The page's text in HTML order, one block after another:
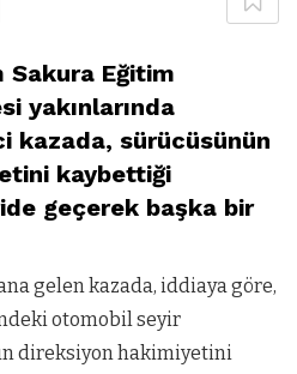
Sakura Eğitim
yakınlarında
kazada, sürücüsünün
kaybettiği
geçerek başka bir
gelen kazada, iddiaya göre,
otomobil seyir
direksiyon hakimiyetini